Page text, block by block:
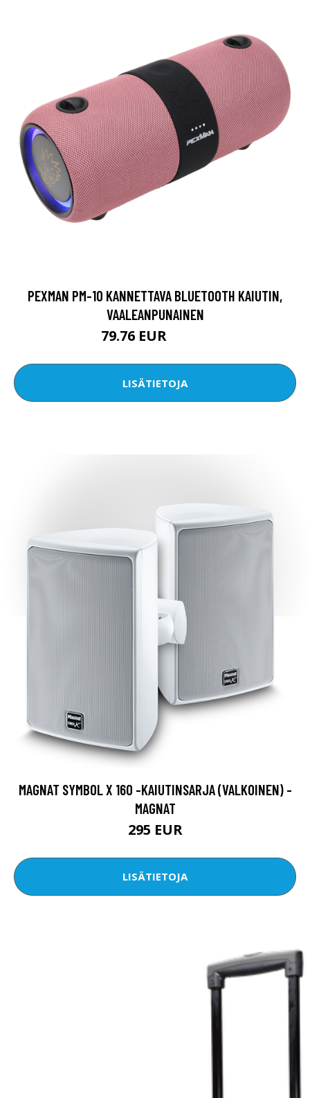
PEXMAN PM-10 KANNETTAVA BLUETOOTH KAIUTIN,
VAALEANPUNAINEN
79.76 EUR
LISÄTIETOJA
MAGNAT SYMBOL X 160 -KAIUTINSARJA (VALKOINEN) -
MAGNAT
295 EUR
LISÄTIETOJA